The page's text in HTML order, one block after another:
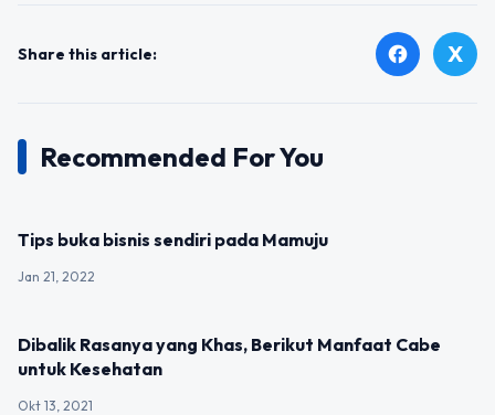
Share this article: facebook X
Recommended For You
Tips buka bisnis sendiri pada Mamuju
Jan 21, 2022
Dibalik Rasanya yang Khas, Berikut Manfaat Cabe
untuk Kesehatan
Okt 13, 2021